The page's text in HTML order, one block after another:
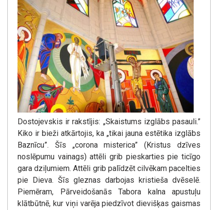
Dostojevskis ir rakstījis: „Skaistums izglābs pasauli.”
Kiko ir bieži atkārtojis, ka „tikai jauna estētika izglābs
Baznīcu”. Šīs „corona misterica” (Kristus dzīves
noslēpumu vainags) attēli grib pieskarties pie ticīgo
gara dziļumiem. Attēli grib palīdzēt cilvēkam pacelties
pie Dieva. Šīs gleznas darbojas kristieša dvēselē.
Piemēram, Pārveidošanās Tabora kalna apustuļu
klātbūtnē, kur viņi varēja piedzīvot dievišķas gaismas